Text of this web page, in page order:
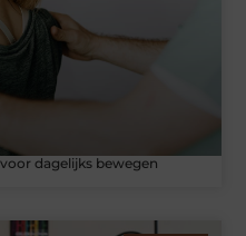
dagelijks bewegen